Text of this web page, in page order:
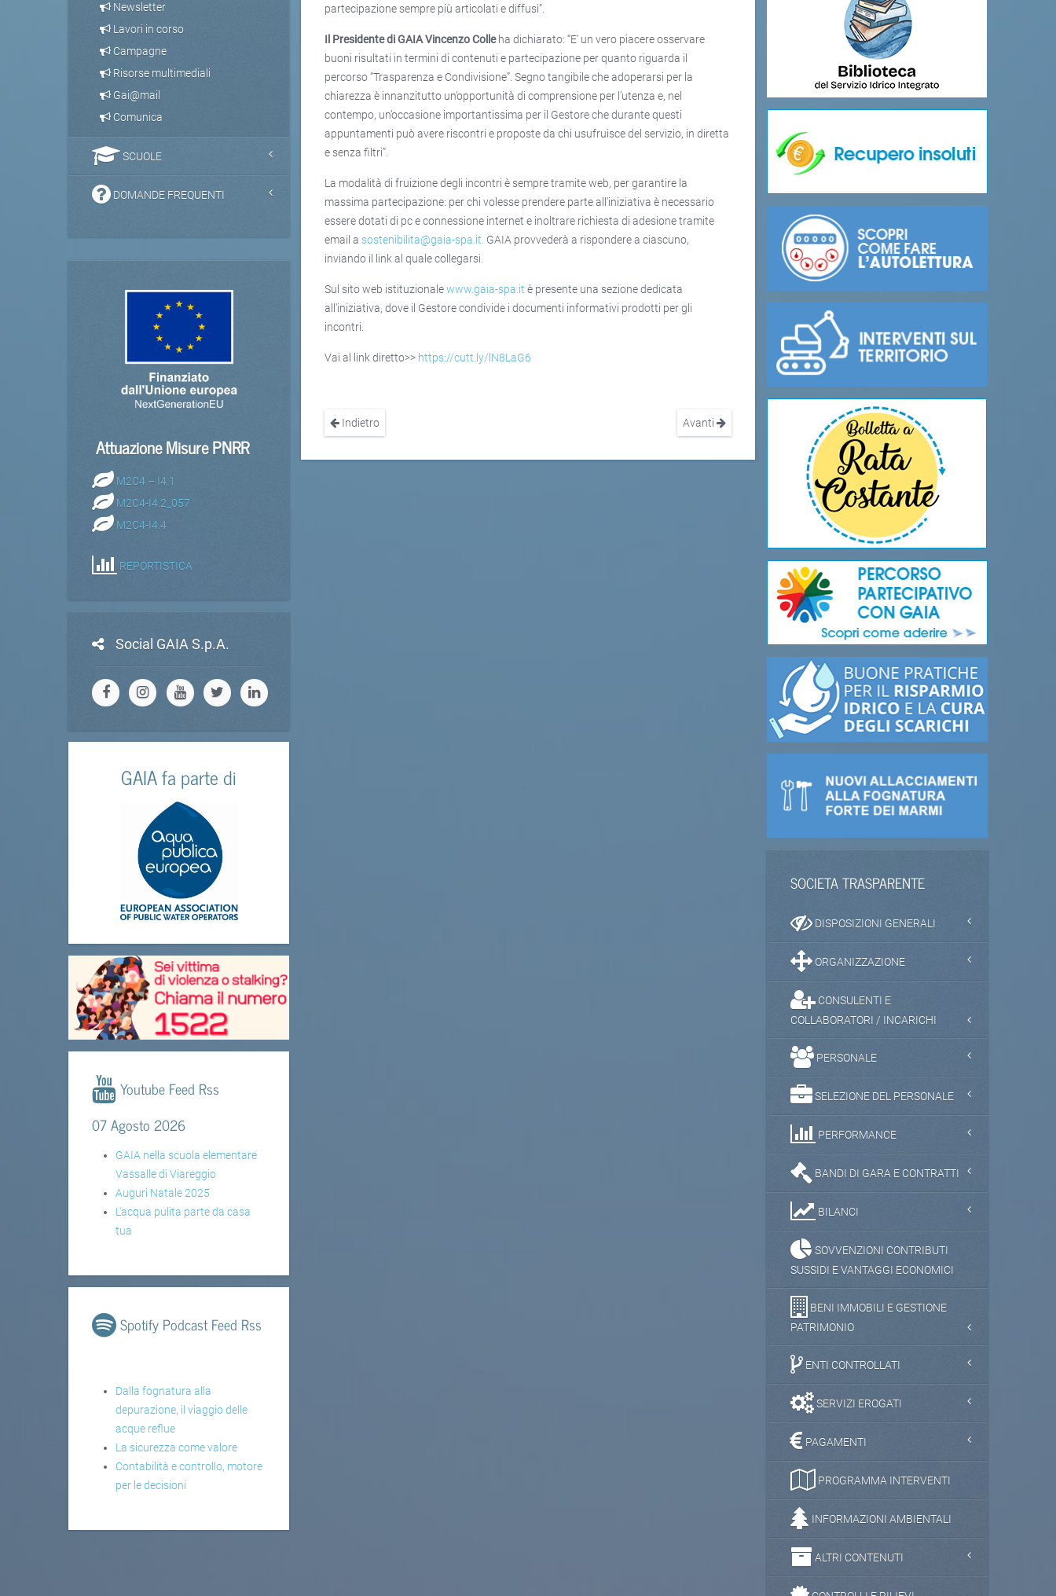
partecipazione sempre più articolati e diffusi”.
Il Presidente di GAIA Vincenzo Colleha dichiarato: “E’ un vero piacere osservare
buoni risultati in termini di contenuti e partecipazione per quanto riguarda il
percorso “Trasparenza e Condivisione”. Segno tangibile che adoperarsi per la
chiarezza è innanzitutto un’opportunità di comprensione per l’utenza e, nel
contempo, un’occasione importantissima per il Gestore che durante questi
appuntamenti può avere riscontri e proposte da chi usufruisce del servizio, in diretta
e senza filtri”.
La modalità di fruizione degli incontri è sempre tramite web, per garantire la
massima partecipazione: per chi volesse prendere parte all'iniziativa è necessario
essere dotati di pc e connessione internet e inoltrare richiesta di adesione tramite
email a sostenibilita@gaia-spa.it GAIA provvederà a rispondere a ciascuno,
inviando il link al quale collegarsi.
Sul sito web istituzionalewww.gaia-spa.it è presente una sezione dedicata
all'iniziativa, dove il Gestore condivide i documenti informativi prodotti per gli
incontri.
Vai al link diretto>> https://cutt.ly/lN8LaG6
Indietro Avanti
Newsletter
Lavori in corso
Campagne
Risorse multimediali
Gai@mail
Comunica
SCUOLE
DOMANDE FREQUENTI
Attuazione Misure PNRR
M2C4 – I4.1
M2C4-I4.2_057
M2C4-I4.4
REPORTISTICA
Social GAIA S.p.A.
GAIA fa parte di
Youtube Feed Rss
07 Agosto 2026
GAIA nella scuola elementare
Vassalle di Viareggio
Auguri Natale 2025
L'acqua pulita parte da casa
tua
Spotify Podcast Feed Rss
Dalla fognatura alla
depurazione, il viaggio delle
acque reflue
La sicurezza come valore
Contabilità e controllo, motore
per le decisioni
SOCIETA TRASPARENTE
DISPOSIZIONI GENERALI
ORGANIZZAZIONE
CONSULENTI E
COLLABORATORI / INCARICHI
PERSONALE
SELEZIONE DEL PERSONALE
PERFORMANCE
BANDI DI GARA E CONTRATTI
BILANCI
SOVVENZIONI CONTRIBUTI
SUSSIDI E VANTAGGI ECONOMICI
BENI IMMOBILI E GESTIONE
PATRIMONIO
ENTI CONTROLLATI
SERVIZI EROGATI
PAGAMENTI
PROGRAMMA INTERVENTI
INFORMAZIONI AMBIENTALI
ALTRI CONTENUTI